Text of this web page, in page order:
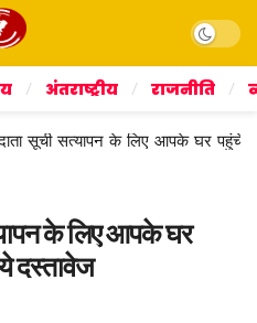
Dark
अंतराष्ट्रीय राजनीति
सूची सत्यापन के लिए आपके घर पहुंचेंगे
के लिए आपके घर
दस्तावेज